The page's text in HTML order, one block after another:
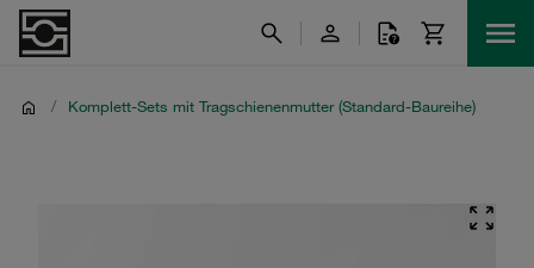
/ Komplett-Sets mit Tragschienenmutter (Standard-Baureihe)